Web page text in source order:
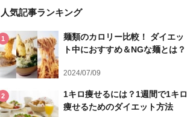
人気記事ランキング
1
麺類のカロリー比較！ ダイエッ
ト中におすすめ＆NGな麺とは？
2024/07/09
2
1キロ痩せるには？1週間で1キロ
痩せるためのダイエット方法